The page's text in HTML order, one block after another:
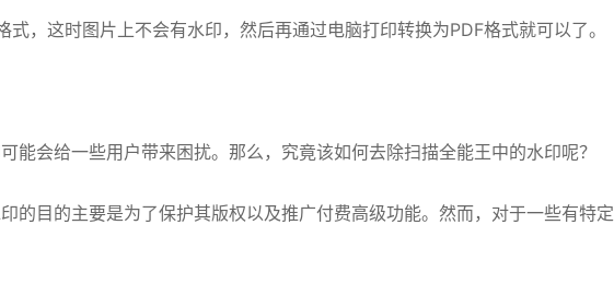
，这时图片上不会有水印，然后再通过电脑打印转换为PDF格式就可以了。
能会给一些用户带来困扰。那么，究竟该如何去除扫描全能王中的水印呢？
的目的主要是为了保护其版权以及推广付费高级功能。然而，对于一些有特定